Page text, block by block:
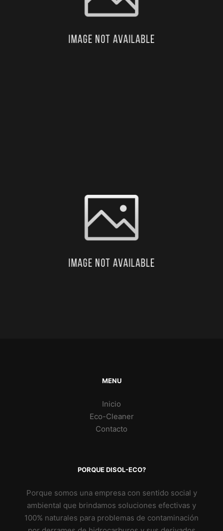
MENU
Inicio
Eco-Cleaner
Contacto
PORQUE DISOL-ECO?
Porque somos una empresa con sentido social y
ambiental que brindamos soluciones efectivas y
100% naturales para problemas de contaminación